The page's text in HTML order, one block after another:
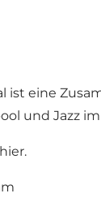
ist eine
und Jazz
.